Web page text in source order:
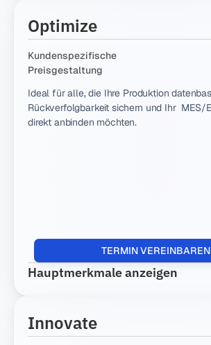
Cloud-Basis
Integrati
onen
Daten frei
teilen
mit
Case
ENLYZE
Optimize
Kundenspezifische
Preisgestaltung
Ideal für alle, die Ihre Produktion
Rückverfolgbarkeit sichern und Ihr  MES/
direkt anbinden möchten.
TERMIN VEREINBAREN
Hauptmerkmale anzeigen
Innovate